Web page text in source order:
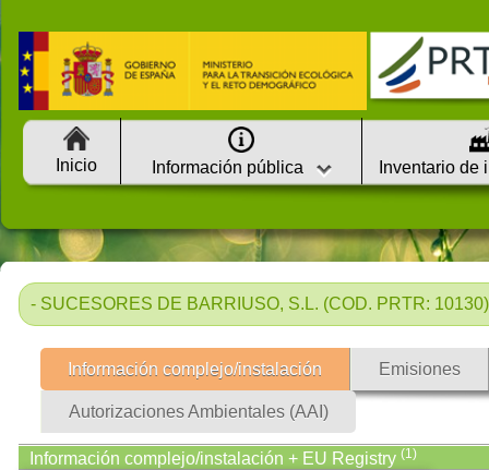
Inicio Información pública Inventario de
- SUCESORES DE BARRIUSO, S.L. (COD. PRTR:
Información complejo/instalación Emisiones
Autorizaciones Ambientales (AAI)
Información complejo/instalación + EU Registry (1)